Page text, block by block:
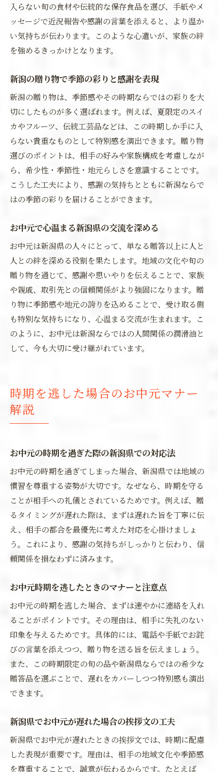
入らない旬の食材や伝統的な保存食品を選び、手紙やメ
ッセージで近況報告や感謝の言葉を添えると、より温か
い気持ちが伝わります。このような心遣いが、家族の絆
を強めるきっかけとなります。
新潟の贈り物で季節の彩りと感謝を表現
新潟の贈り物は、季節感やその時期ならではの彩りを大
切にしたものが多く選ばれます。例えば、夏限定のスイ
カやフルーツ、伝統工芸品などは、この時期しか手に入
らない貴重なものとして特別感を演出できます。贈り物
選びのポイントは、相手の好みや家族構成を考慮しなが
ら、希少性・季節性・地元らしさを意識することです。
こうした工夫により、感謝の気持ちとともに新潟ならで
はの季節の彩りを届けることができます。
お中元で心温まる新潟県の交流を深める
お中元は新潟県の人々にとって、単なる贈答以上に人と
人との絆を深める役割を果たします。地域の文化や旬の
贈り物を通じて、感謝や思いやりを伝えることで、家族
や親戚、取引先との信頼関係がより強固になります。贈
り物に季節感や地元の誇りを込めることで、受け取る側
も特別な気持ちになり、心温まる交流が生まれます。こ
のように、お中元は新潟ならではの人間関係の潤滑油と
して、今も大切に受け継がれています。
時期を逃した場合のお中元マナー
解説
お中元の時期を過ぎた際の新潟県での対応法
お中元の時期を過ぎてしまった場合、新潟県では地域の
慣習を尊重する姿勢が大切です。なぜなら、時期を守る
ことが相手への礼儀とされているためです。例えば、贈
るタイミングが遅れた際は、まずは遅れた旨を丁寧に伝
え、相手の都合を最優先に考えた対応を心掛けましょ
う。これにより、感謝の気持ちがしっかりと伝わり、信
頼関係を損なわずに済みます。
お中元時期を逃したときのマナーと注意点
お中元の時期を逃した場合、まずは速やかに連絡を入れ
ることがポイントです。その理由は、相手に失礼のない
印象を与えるためです。具体的には、電話や手紙でお詫
びの言葉を添えつつ、贈り物を送る旨を伝えましょう。
また、この時期限定の旬の品や新潟県ならではの希少な
贈答品を選ぶことで、遅れをカバーしつつ特別感も演出
できます。
新潟県でお中元が遅れた場合の挨拶文の工夫
新潟県でお中元が遅れたときの挨拶文では、時期に配慮
した表現が重要です。理由は、相手の地域文化や季節感
を尊重することで、誠意が伝わるからです。たとえば